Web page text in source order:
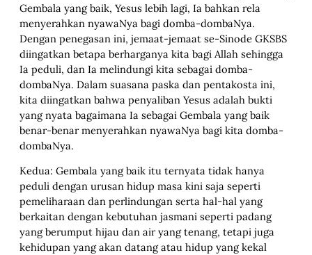
Gembala yang baik, Yesus lebih lagi, Ia bahkan rela
menyerahkan nyawaNya bagi domba-dombaNya.
Dengan penegasan ini, jemaat-jemaat se-Sinode GKSBS
diingatkan betapa berharganya kita bagi Allah sehingga
Ia peduli, dan Ia melindungi kita sebagai domba-
dombaNya. Dalam suasana paska dan pentakosta ini,
kita diingatkan bahwa penyaliban Yesus adalah bukti
yang nyata bagaimana Ia sebagai Gembala yang baik
benar-benar menyerahkan nyawaNya bagi kita domba-
dombaNya.
Kedua: Gembala yang baik itu ternyata tidak hanya
peduli dengan urusan hidup masa kini saja seperti
pemeliharaan dan perlindungan serta hal-hal yang
berkaitan dengan kebutuhan jasmani seperti padang
yang berumput hijau dan air yang tenang, tetapi juga
kehidupan yang akan datang atau hidup yang kekal